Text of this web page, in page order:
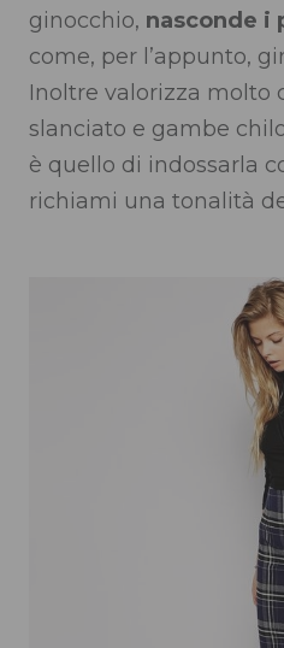
ginocchio, nasconde i
come, per l’appunto,
Inoltre valorizza molto
slanciato e gambe
è quello di indossarla
richiami una tonalità